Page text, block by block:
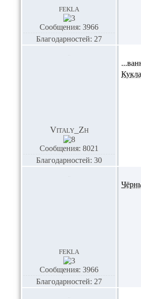
fekla
Сообщения: 3966
Благодарностей: 27
Vitaly_Zh
Сообщения: 8021
Благодарностей: 30
fekla
Сообщения: 3966
Благодарностей: 27